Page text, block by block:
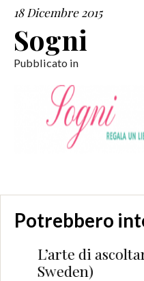
18 Dicembre 2015
Sogni
Pubblicato in
Potrebbero
L’arte di
Sweden)